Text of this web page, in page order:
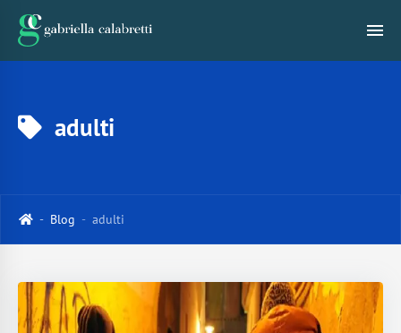
adulti
Blog adulti